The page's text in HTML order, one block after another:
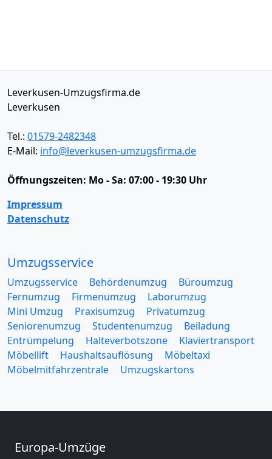
Leverkusen-Umzugsfirma.de
Leverkusen
Tel.: 01579-2482348
E-Mail: info@leverkusen-umzugsfirma.de
Öffnungszeiten: Mo - Sa: 07:00 - 19:30 Uhr
Impressum
Datenschutz
Umzugsservice
Umzugsservice Behördenumzug
Büroumzug
Fernumzug
Firmenumzug
Laborumzug
Mini Umzug
Praxisumzug
Privatumzug
Seniorenumzug
Studentenumzug
Beiladung
Entrümpelung
Halteverbotszone
Klaviertransport
Möbellift
Haushaltsauflösung
Möbeltaxi
Möbelmitfahrzentrale
Umzugskartons
Europa-Umzüge